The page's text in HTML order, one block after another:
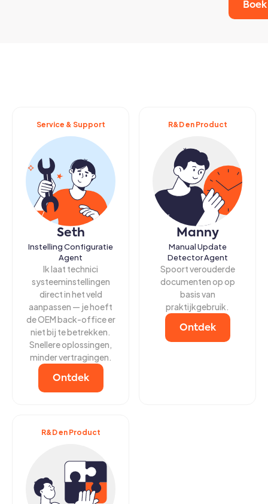
Service & Support
Seth
Instelling Configuratie
Agent
Ik laat technici
systeeminstellingen
direct in het veld
aanpassen — je hoeft
de OEM back-office er
niet bij te betrekken.
Snellere oplossingen,
minder vertragingen.
Ontdek
R&D en Product
Manny
Manual Update
Detector Agent
Spoort verouderde
documenten op op
basis van
praktijkgebruik.
Ontdek
R&D en Product